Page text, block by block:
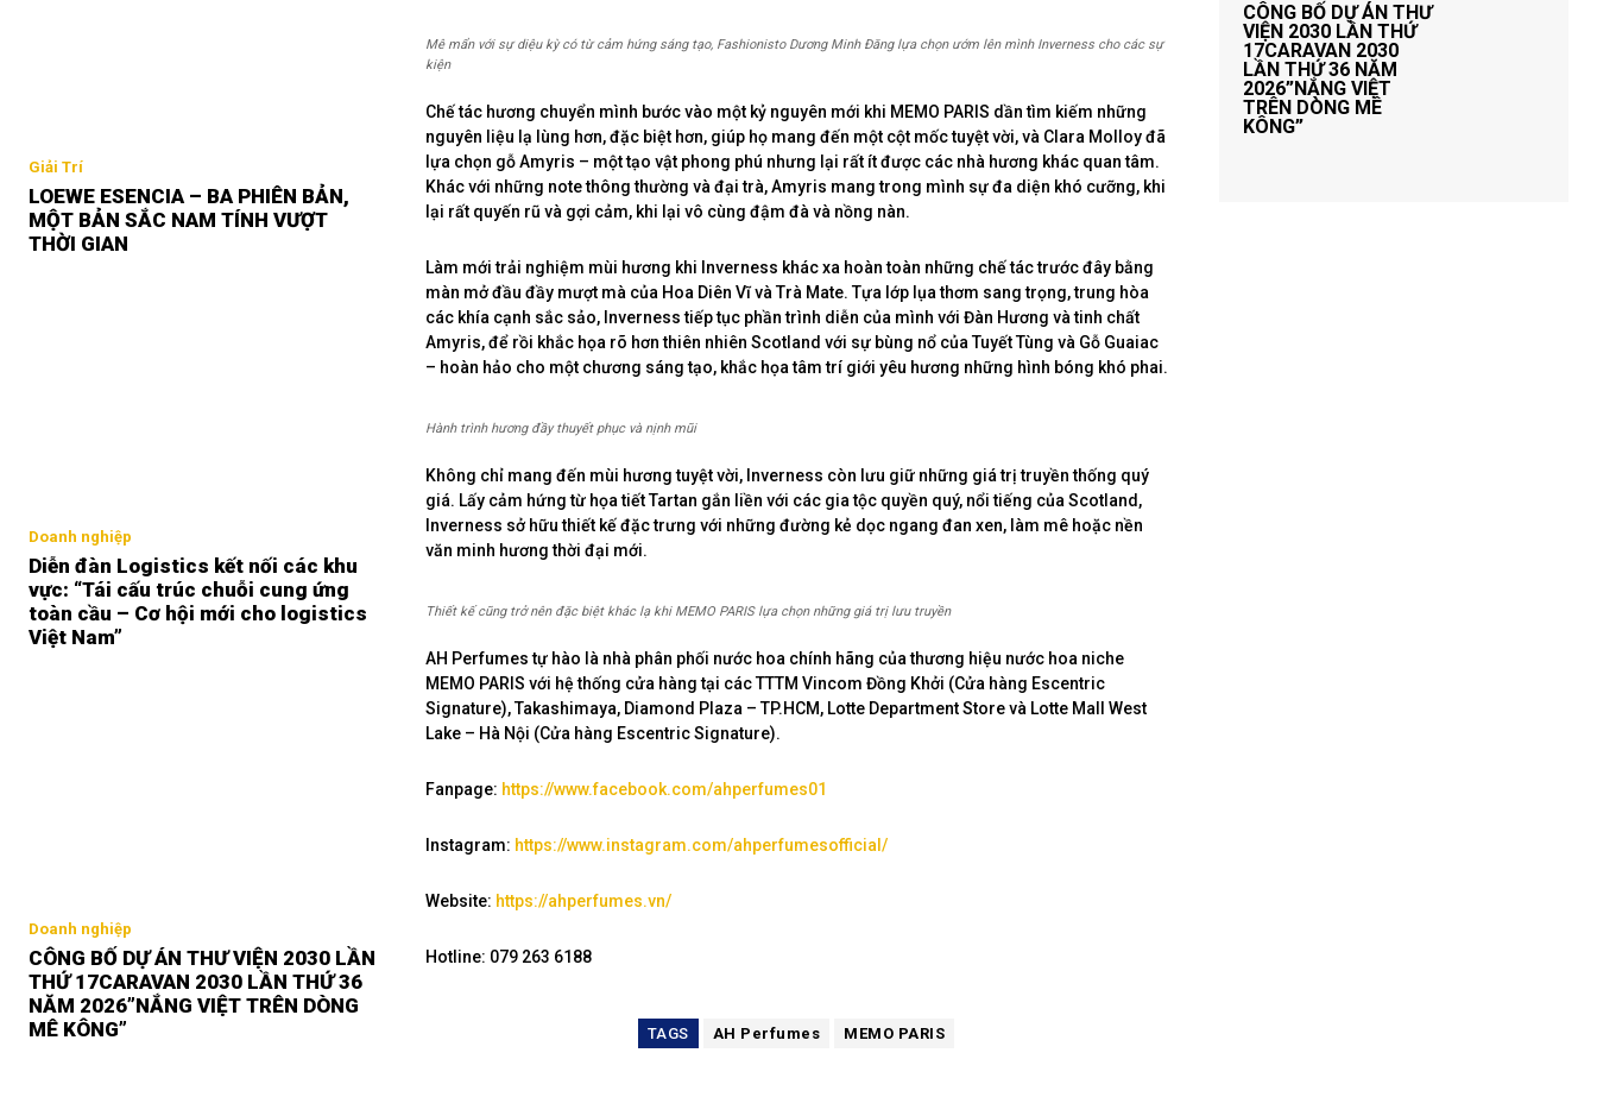
Giải Trí
LOEWE ESENCIA – BA PHIÊN BẢN,
MỘT BẢN SẮC NAM TÍNH VƯỢT
THỜI GIAN
Doanh nghiệp
Diễn đàn Logistics kết nối các khu
vực: “Tái cấu trúc chuỗi cung ứng
toàn cầu – Cơ hội mới cho logistics
Việt Nam”
Doanh nghiệp
CÔNG BỐ DỰ ÁN THƯ VIỆN 2030 LẦN
THỨ 17CARAVAN 2030 LẦN THỨ 36
NĂM 2026”NẮNG VIỆT TRÊN DÒNG
MÊ KÔNG”
Mê mẩn với sự diệu kỳ có từ cảm hứng sáng tạo, Fashionisto Dương Minh Đăng lựa chọn ướm lên mình Inverness cho các sự
kiện
Chế tác hương chuyển mình bước vào một kỷ nguyên mới khi MEMO PARIS dần tìm kiếm những
nguyên liệu lạ lùng hơn, đặc biệt hơn, giúp họ mang đến một cột mốc tuyệt vời, và Clara Molloy đã
lựa chọn gỗ Amyris – một tạo vật phong phú nhưng lại rất ít được các nhà hương khác quan tâm.
Khác với những note thông thường và đại trà, Amyris mang trong mình sự đa diện khó cưỡng, khi
lại rất quyến rũ và gợi cảm, khi lại vô cùng đậm đà và nồng nàn.
Làm mới trải nghiệm mùi hương khi Inverness khác xa hoàn toàn những chế tác trước đây bằng
màn mở đầu đầy mượt mà của Hoa Diên Vĩ và Trà Mate. Tựa lớp lụa thơm sang trọng, trung hòa
các khía cạnh sắc sảo, Inverness tiếp tục phần trình diễn của mình với Đàn Hương và tinh chất
Amyris, để rồi khắc họa rõ hơn thiên nhiên Scotland với sự bùng nổ của Tuyết Tùng và Gỗ Guaiac
– hoàn hảo cho một chương sáng tạo, khắc họa tâm trí giới yêu hương những hình bóng khó phai.
Hành trình hương đầy thuyết phục và nịnh mũi
Không chỉ mang đến mùi hương tuyệt vời, Inverness còn lưu giữ những giá trị truyền thống quý
giá. Lấy cảm hứng từ họa tiết Tartan gắn liền với các gia tộc quyền quý, nổi tiếng của Scotland,
Inverness sở hữu thiết kế đặc trưng với những đường kẻ dọc ngang đan xen, làm mê hoặc nền
văn minh hương thời đại mới.
Thiết kế cũng trở nên đặc biệt khác lạ khi MEMO PARIS lựa chọn những giá trị lưu truyền
AH Perfumes tự hào là nhà phân phối nước hoa chính hãng của thương hiệu nước hoa niche
MEMO PARIS với hệ thống cửa hàng tại các TTTM Vincom Đồng Khởi (Cửa hàng Escentric
Signature), Takashimaya, Diamond Plaza – TP.HCM, Lotte Department Store và Lotte Mall West
Lake – Hà Nội (Cửa hàng Escentric Signature).
Fanpage: https://www.facebook.com/ahperfumes01
Instagram: https://www.instagram.com/ahperfumesofficial/
Website: https://ahperfumes.vn/
Hotline: 079 263 6188
TAGS AH Perfumes MEMO PARIS
CÔNG BỐ DỰ ÁN THƯ
VIỆN 2030 LẦN THỨ
17CARAVAN 2030
LẦN THỨ 36 NĂM
2026”NẮNG VIỆT
TRÊN DÒNG MÊ
KÔNG”